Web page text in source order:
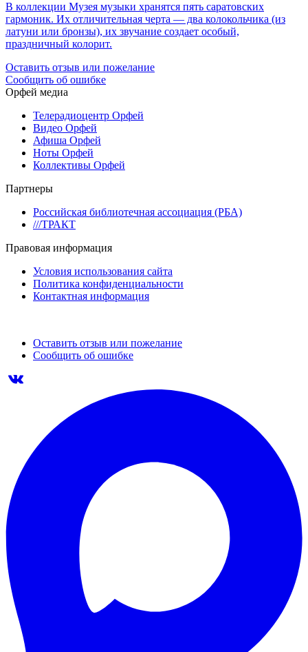
В коллекции Музея музыки хранятся пять саратовских
гармоник. Их отличительная черта — два колокольчика (из
латуни или бронзы), их звучание создает особый,
праздничный колорит.
Оставить отзыв или пожелание
Сообщить об ошибке
Орфей медиа
Телерадиоцентр Орфей
Видео Орфей
Афиша Орфей
Ноты Орфей
Коллективы Орфей
Партнеры
Российская библиотечная ассоциация (РБА)
///ТРАКТ
Правовая информация
Условия использования сайта
Политика конфиденциальности
Контактная информация
Оставить отзыв или пожелание
Сообщить об ошибке